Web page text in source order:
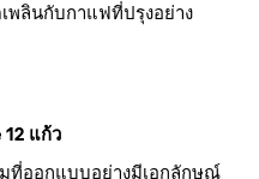
พลินกับกาแฟที่ปรุงอย่าง
12 แก้ว
มที่ออกแบบอย่างมีเอกลักษณ์